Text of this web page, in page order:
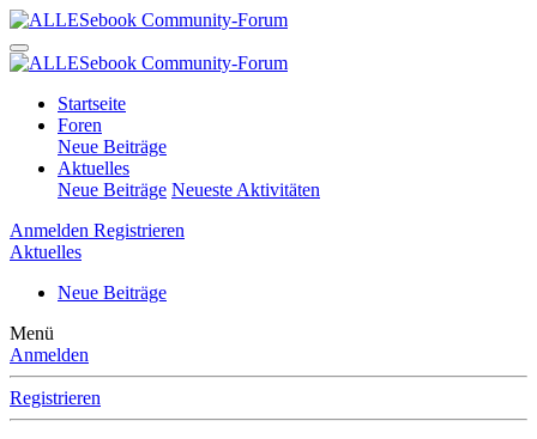
Startseite
Foren
Neue Beiträge
Aktuelles
Neue Beiträge Neueste Aktivitäten
Anmelden Registrieren
Aktuelles
Neue Beiträge
Menü
Anmelden
Registrieren